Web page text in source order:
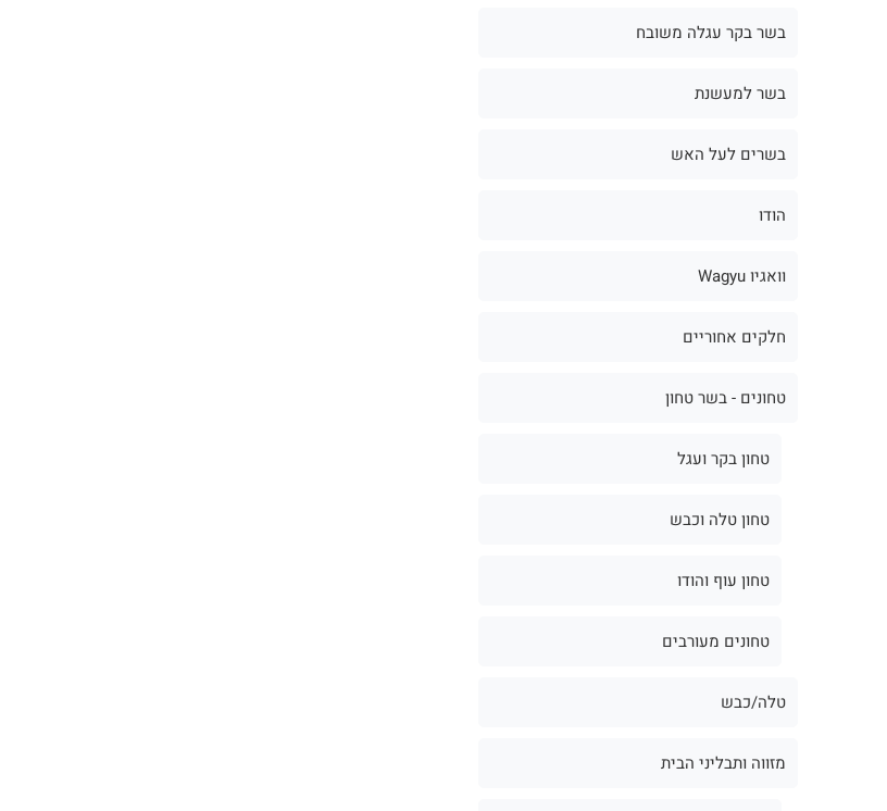
בשר בקר עגלה משובח
בשר למעשנת
בשרים לעל האש
הודו
וואגיו Wagyu
חלקים אחוריים
טחונים - בשר טחון
טחון בקר ועגל
טחון טלה וכבש
טחון עוף והודו
טחונים מעורבים
טלה/כבש
מזווה ותבליני הבית